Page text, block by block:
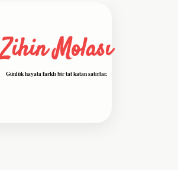
Zihin Molası
Günlük hayata farklı bir tat katan satırlar.